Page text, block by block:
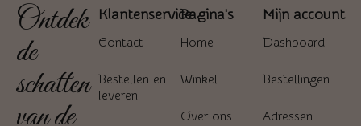
Ontdek
de
schatten
van de
Klantenservice
Contact
Bestellen en
leveren
Pagina's
Home
Winkel
Over ons
Mijn account
Dashboard
Bestellingen
Adressen